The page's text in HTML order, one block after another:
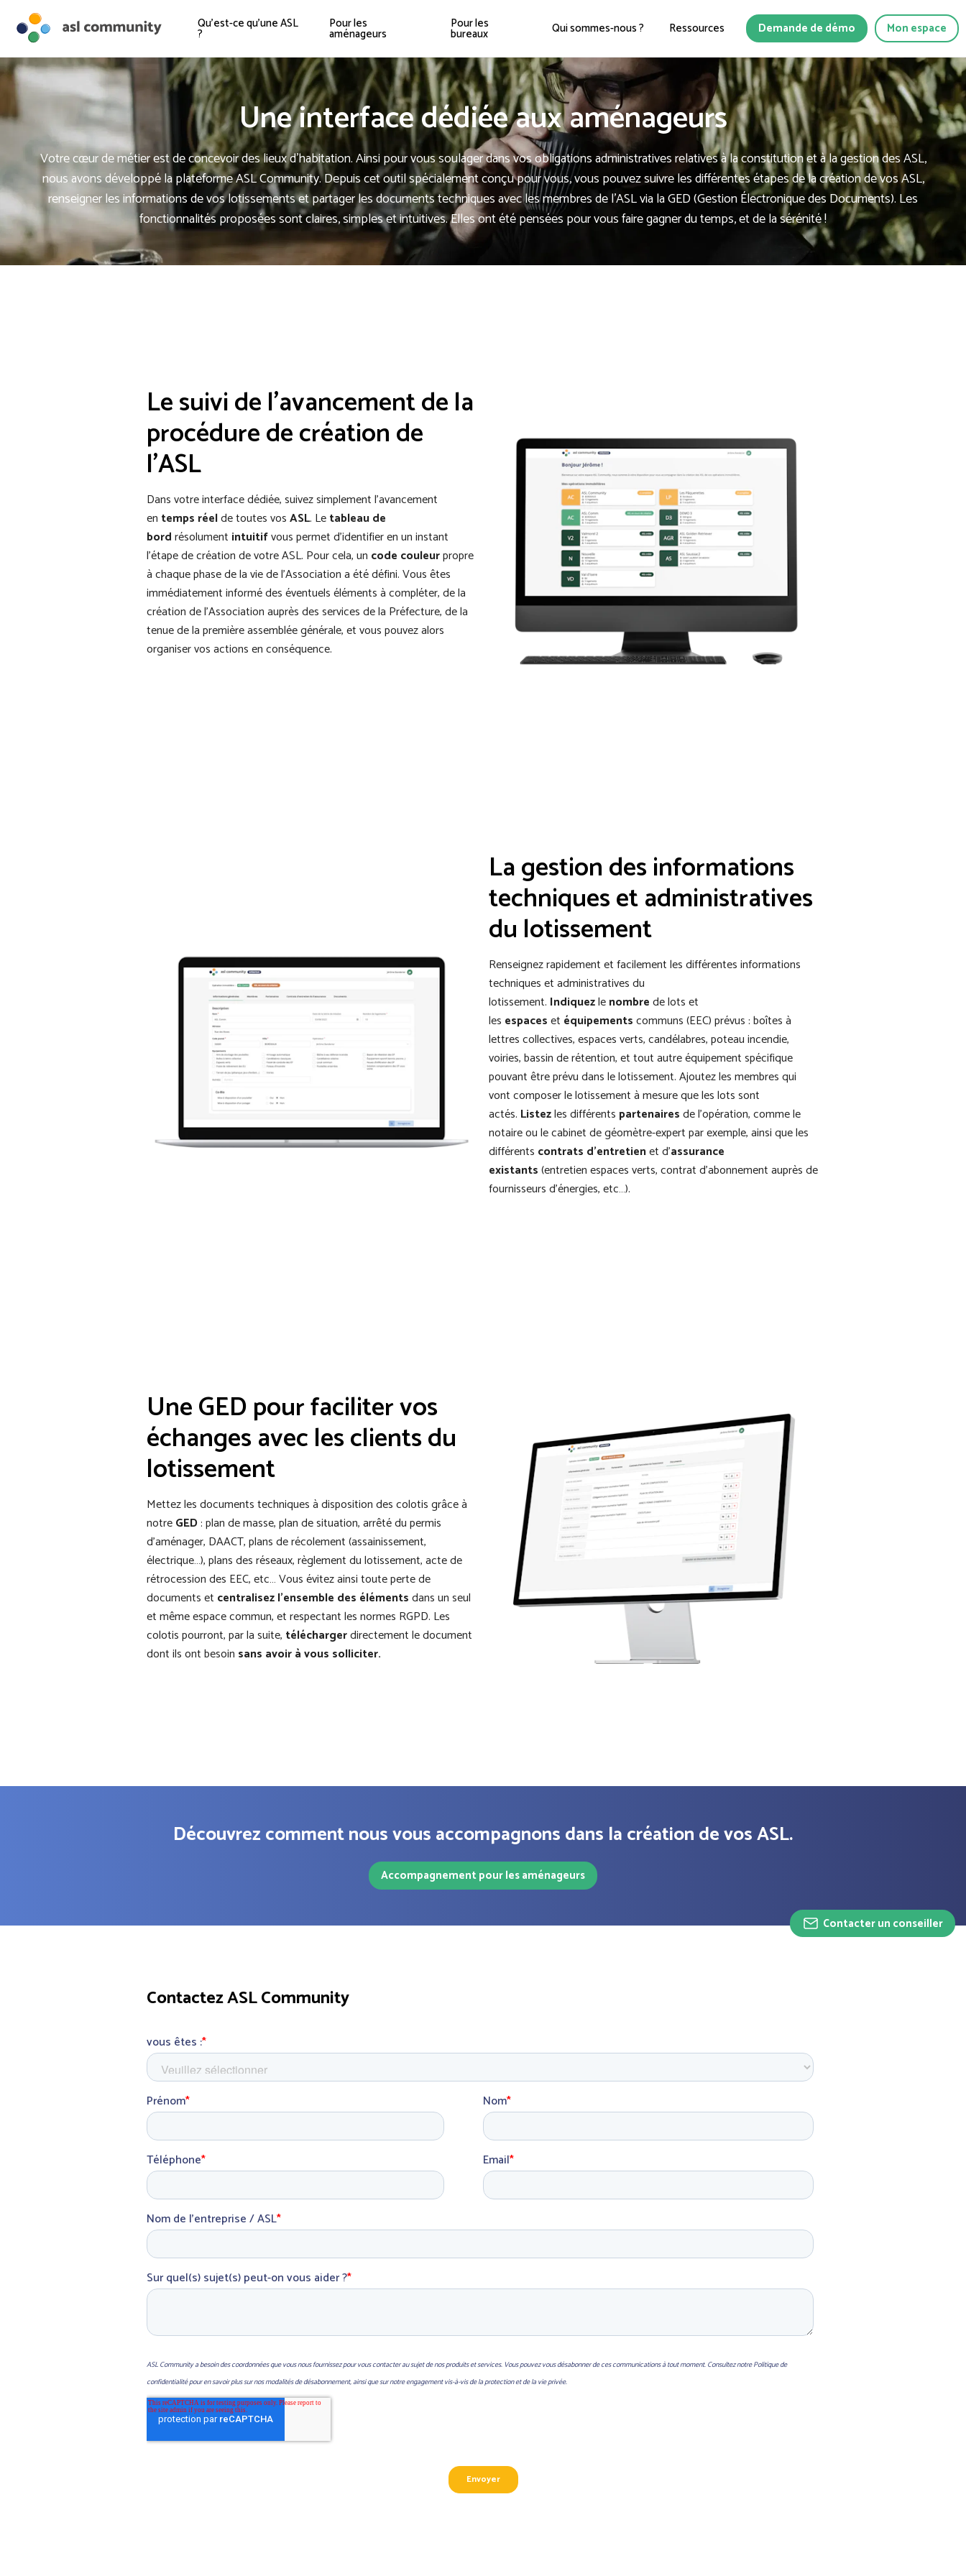
Qu'est-ce qu'une ASL
?
Pour les
aménageurs
Pour les
bureaux Qui sommes-nous ? Ressources Demande de démo Mon espace
Contacter un conseiller
Une interface dédiée aux aménageurs
Votre cœur de métier est de concevoir des lieux d’habitation. Ainsi pour vous soulager dans vos obligations administratives relatives à la constitution et à la gestion des ASL,
nous avons développé la plateforme ASL Community. Depuis cet outil spécialement conçu pour vous, vous pouvez suivre les différentes étapes de la création de vos ASL,
renseigner les informations de vos lotissements et partager les documents techniques avec les membres de l’ASL via la GED (Gestion Électronique des Documents). Les
fonctionnalités proposées sont claires, simples et intuitives. Elles ont été pensées pour vous faire gagner du temps, et de la sérénité !
Le suivi de l'avancement de la
procédure de création de
l'ASL
Dans votre interface dédiée, suivez simplement l’avancement
en temps réelde toutes vosASL. Letableau de
bordrésolument intuitifvous permet d’identifier en un instant
l’étape de création de votre ASL. Pour cela, un code couleurpropre
à chaque phase de la vie de l’Association a été défini. Vous êtes
immédiatement informé des éventuels éléments à compléter, de la
création de l’Association auprès des services de la Préfecture, de la
tenue de la première assemblée générale, et vous pouvez alors
organiser vos actions en conséquence.
La gestion des informations
techniques et administratives
du lotissement
Renseignez rapidement et facilement les différentes informations
techniques et administratives du
lotissement. Indiquezlenombrede lots et
les espaceset équipementscommuns (EEC) prévus : boîtes à
lettres collectives, espaces verts, candélabres, poteau incendie,
voiries, bassin de rétention, et tout autre équipement spécifique
pouvant être prévu dans le lotissement. Ajoutez les membres qui
vont composer le lotissement à mesure que les lots sont
actés. Listezles différents partenairesde l’opération, comme le
notaire ou le cabinet de géomètre-expert par exemple, ainsi que les
différents contrats d’entretienet d’assurance
existants(entretien espaces verts, contrat d’abonnement auprès de
fournisseurs d’énergies, etc…).
Une GED pour faciliter vos
échanges avec les clients du
lotissement
Mettez les documents techniques à disposition des colotis grâce à
notreGED: plan de masse, plan de situation, arrêté du permis
d’aménager, DAACT, plans de récolement (assainissement,
électrique…), plans des réseaux, règlement du lotissement, acte de
rétrocession des EEC, etc… Vous évitez ainsi toute perte de
documents et centralisez l’ensemble des élémentsdans un seul
et même espace commun, et respectant les normes RGPD. Les
colotis pourront, par la suite, téléchargerdirectement le document
dont ils ont besoin sans avoir à vous solliciter.
Découvrez comment nous vous accompagnons dans la création de vos ASL.
Accompagnement pour les aménageurs